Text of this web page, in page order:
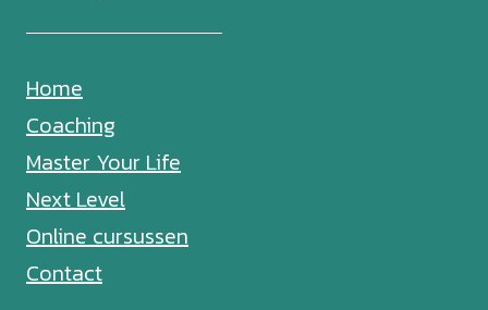
Home
Coaching
Master Your Life
Next Level
Online cursussen
Contact